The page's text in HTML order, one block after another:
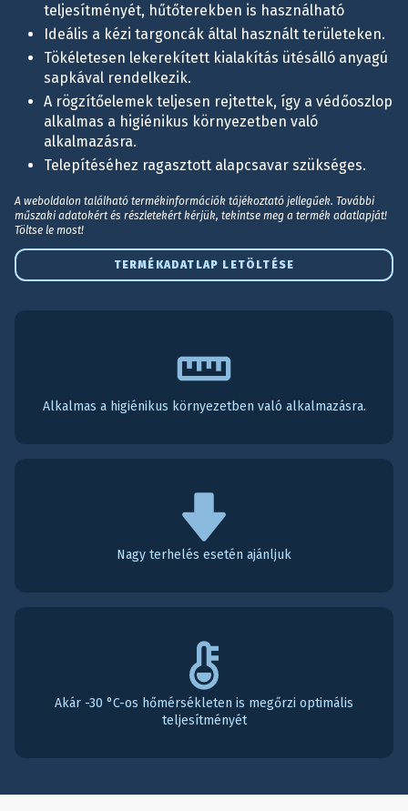
teljesítményét, hűtőterekben is használható
Ideális a kézi targoncák által használt területeken.
Tökéletesen lekerekített kialakítás ütésálló anyagú
sapkával rendelkezik.
A rögzítőelemek teljesen rejtettek, így a védőoszlop
alkalmas a higiénikus környezetben való
alkalmazásra.
Telepítéséhez ragasztott alapcsavar szükséges.
A weboldalon található termékinformációk tájékoztató jellegűek. További
műszaki adatokért és részletekért kérjük, tekintse meg a termék adatlapját!
Töltse le most!
TERMÉKADATLAP LETÖLTÉSE
Alkalmas a higiénikus környezetben való alkalmazásra.
Nagy terhelés esetén ajánljuk
Akár -30 °C-os hőmérsékleten is megőrzi optimális
teljesítményét